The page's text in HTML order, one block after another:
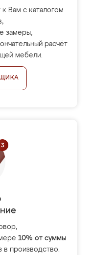
Вам с каталогом
замеры,
расчёт
мебели.
10% от суммы
в производство.